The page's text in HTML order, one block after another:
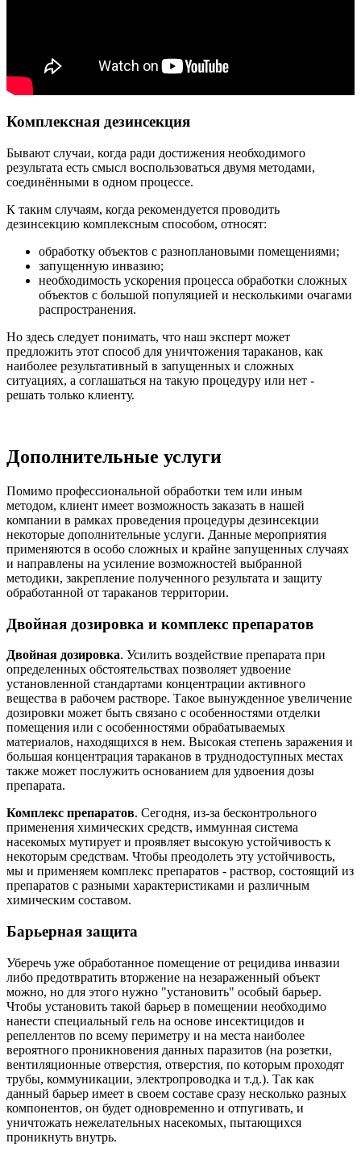
Комплексная дезинсекция
Бывают случаи, когда ради достижения необходимого
результата есть смысл воспользоваться двумя методами,
соединёнными в одном процессе.
К таким случаям, когда рекомендуется проводить
дезинсекцию комплексным способом, относят:
обработку объектов с разноплановыми помещениями;
запущенную инвазию;
необходимость ускорения процесса обработки сложных
объектов с большой популяцией и несколькими очагами
распространения.
Но здесь следует понимать, что наш эксперт может
предложить этот способ для уничтожения тараканов, как
наиболее результативный в запущенных и сложных
ситуациях, а соглашаться на такую процедуру или нет -
решать только клиенту.
Дополнительные услуги
Помимо профессиональной обработки тем или иным
методом, клиент имеет возможность заказать в нашей
компании в рамках проведения процедуры дезинсекции
некоторые дополнительные услуги. Данные мероприятия
применяются в особо сложных и крайне запущенных случаях
и направлены на усиление возможностей выбранной
методики, закрепление полученного результата и защиту
обработанной от тараканов территории.
Двойная дозировка и комплекс препаратов
Двойная дозировка. Усилить воздействие препарата при
определенных обстоятельствах позволяет удвоение
установленной стандартами концентрации активного
вещества в рабочем растворе. Такое вынужденное увеличение
дозировки может быть связано с особенностями отделки
помещения или с особенностями обрабатываемых
материалов, находящихся в нем. Высокая степень заражения и
большая концентрация тараканов в труднодоступных местах
также может послужить основанием для удвоения дозы
препарата.
Комплекс препаратов. Сегодня, из-за бесконтрольного
применения химических средств, иммунная система
насекомых мутирует и проявляет высокую устойчивость к
некоторым средствам. Чтобы преодолеть эту устойчивость,
мы и применяем комплекс препаратов - раствор, состоящий из
препаратов с разными характеристиками и различным
химическим составом.
Барьерная защита
Уберечь уже обработанное помещение от рецидива инвазии
либо предотвратить вторжение на незараженный объект
можно, но для этого нужно "установить" особый барьер.
Чтобы установить такой барьер в помещении необходимо
нанести специальный гель на основе инсектицидов и
репеллентов по всему периметру и на места наиболее
вероятного проникновения данных паразитов (на розетки,
вентиляционные отверстия, отверстия, по которым проходят
трубы, коммуникации, электропроводка и т.д.). Так как
данный барьер имеет в своем составе сразу несколько разных
компонентов, он будет одновременно и отпугивать, и
уничтожать нежелательных насекомых, пытающихся
проникнуть внутрь.